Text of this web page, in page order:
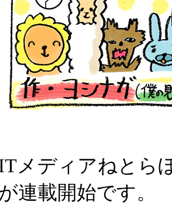
メディアねとら
連載開始です。